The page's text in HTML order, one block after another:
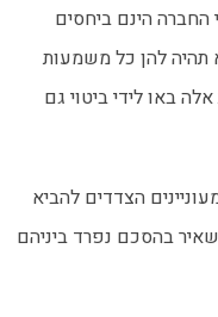
החברה הינם ביחסים
תהיה להן כל משמעות
באו לידי ביטוי גם
הצדדים להביא
בהסכם נפרד ביניהם